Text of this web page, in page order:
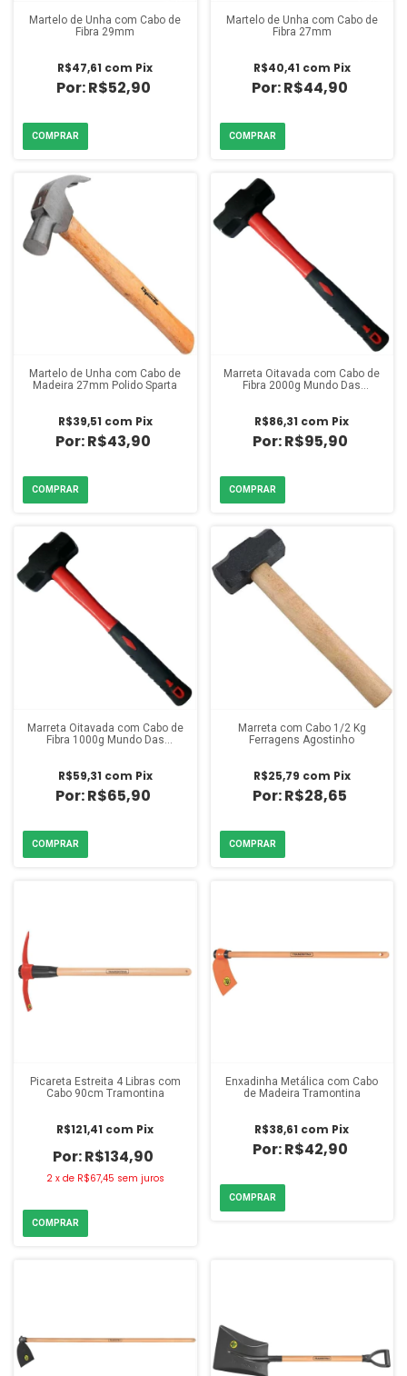
Martelo de Unha com Cabo de
Fibra 29mm
R$52,90
R$47,61 com Pix
Martelo de Unha com Cabo de
Fibra 27mm
R$44,90
R$40,41 com Pix
Martelo de Unha com Cabo de
Madeira 27mm Polido Sparta
R$43,90
R$39,51 com Pix
Marreta Oitavada com Cabo de
Fibra 2000g Mundo Das
R$95,90
R$86,31 com Pix
Marreta Oitavada com Cabo de
Fibra 1000g Mundo Das
R$65,90
R$59,31 com Pix
Marreta com Cabo 1/2 Kg
Ferragens Agostinho
R$28,65
R$25,79 com Pix
Picareta Estreita 4 Libras com
Cabo 90cm Tramontina
R$134,90
R$121,41 com Pix
2 x de R$67,45 sem juros
Enxadinha Metálica com Cabo
de Madeira Tramontina
R$42,90
R$38,61 com Pix